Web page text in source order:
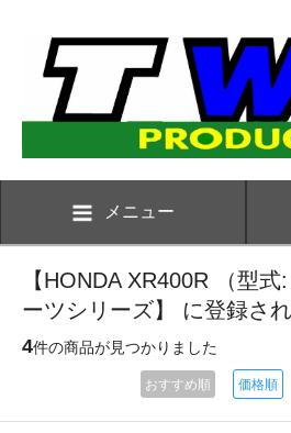
メニュー
【HONDA XR400R （型
ーツシリーズ】 に登録さ
4件の商品が見つかりました
おすすめ順 価格順